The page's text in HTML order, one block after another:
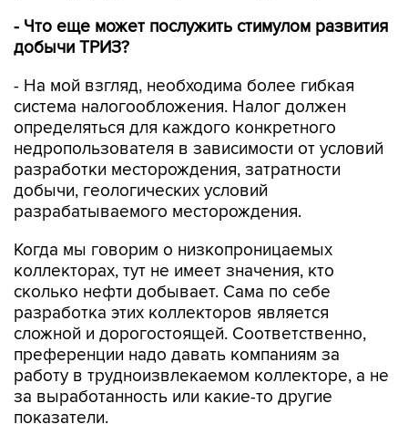
- Что еще может послужить стимулом развития
добычи ТРИЗ?
- На мой взгляд, необходима более гибкая
система налогообложения. Налог должен
определяться для каждого конкретного
недропользователя в зависимости от условий
разработки месторождения, затратности
добычи, геологических условий
разрабатываемого месторождения.
Когда мы говорим о низкопроницаемых
коллекторах, тут не имеет значения, кто
сколько нефти добывает. Сама по себе
разработка этих коллекторов является
сложной и дорогостоящей. Соответственно,
преференции надо давать компаниям за
работу в трудноизвлекаемом коллекторе, а не
за выработанность или какие-то другие
показатели.